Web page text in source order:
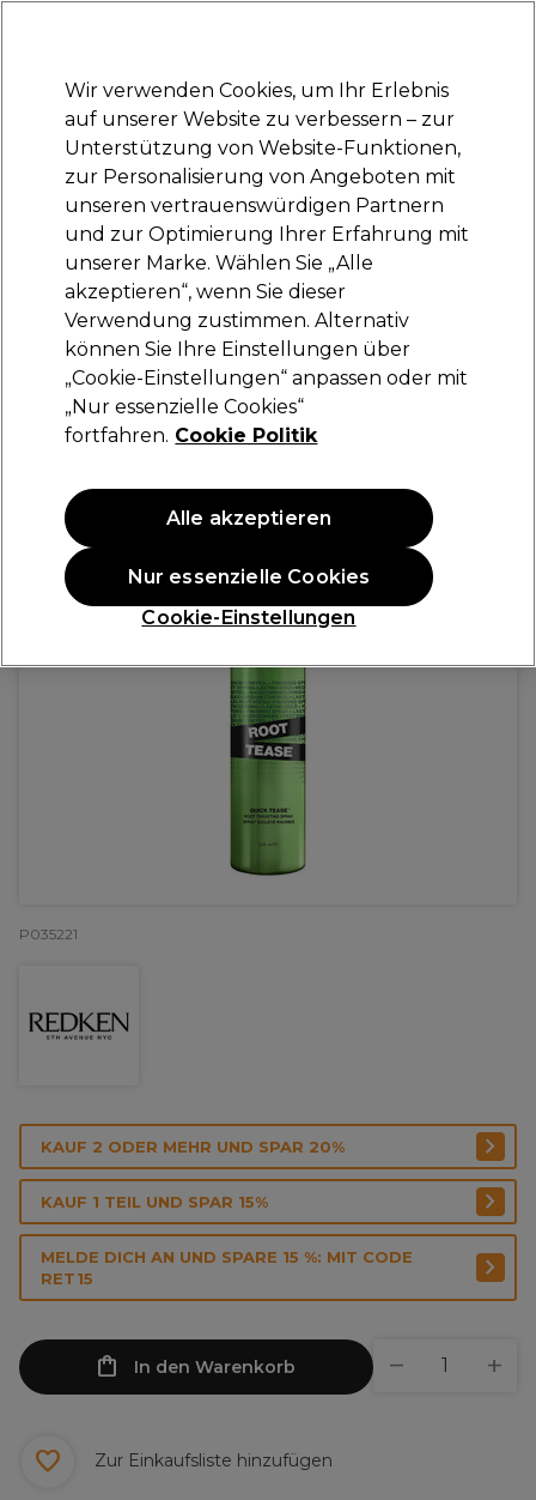
Anmelden
Marken Deals Haare Elektrogeräte Saloneinrichtung
Lieferung und Lieferzeiten
– mehr erfahren
Redken Root Tease Hairspray 250ml
3
28,20 €
11.28 € pro 100ml
ANGEBOT
P035221
KAUF 2 ODER MEHR UND SPAR 20%
KAUF 1 TEIL UND SPAR 15%
MELDE DICH AN UND SPARE 15 %: MIT CODE
RET15
In den Warenkorb
Zur Einkaufsliste hinzufügen
Wir verwenden Cookies, um Ihr Erlebnis
auf unserer Website zu verbessern – zur
Unterstützung von Website-Funktionen,
zur Personalisierung von Angeboten mit
unseren vertrauenswürdigen Partnern
und zur Optimierung Ihrer Erfahrung mit
unserer Marke. Wählen Sie „Alle
akzeptieren“, wenn Sie dieser
Verwendung zustimmen. Alternativ
können Sie Ihre Einstellungen über
„Cookie-Einstellungen“ anpassen oder mit
„Nur essenzielle Cookies“
fortfahren. Cookie Politik
Cookie-Einstellungen
Nur essenzielle Cookies
Alle akzeptieren